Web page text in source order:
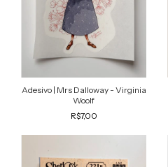
Adesivo | Mrs Dalloway - Virginia
Woolf
R$7,00